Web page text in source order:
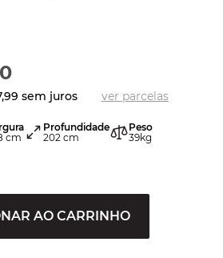
,99 sem juros ver parcelas
cm
Profundidade
202 cm
Peso
39kg
AO CARRINHO